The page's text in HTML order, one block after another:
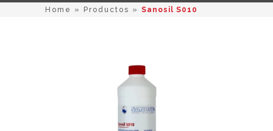
Home » Productos » Sanosil S010